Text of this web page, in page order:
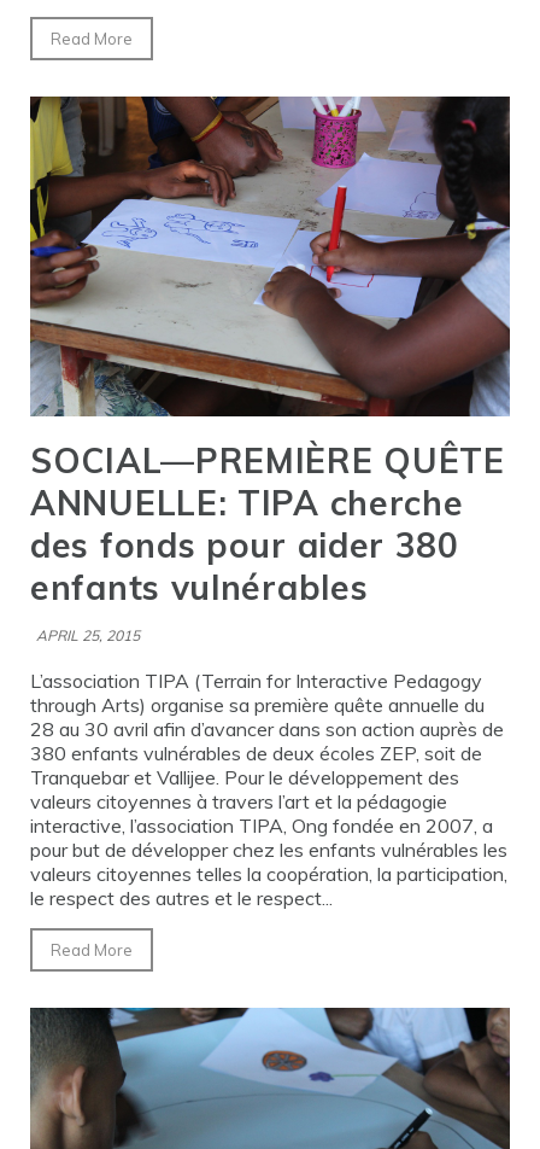
Read More
SOCIAL—PREMIÈRE QUÊTE
ANNUELLE: TIPA cherche
des fonds pour aider 380
enfants vulnérables
APRIL 25, 2015
L’association TIPA (Terrain for Interactive Pedagogy
through Arts) organise sa première quête annuelle du
28 au 30 avril afin d’avancer dans son action auprès de
380 enfants vulnérables de deux écoles ZEP, soit de
Tranquebar et Vallijee. Pour le développement des
valeurs citoyennes à travers l’art et la pédagogie
interactive, l’association TIPA, Ong fondée en 2007, a
pour but de développer chez les enfants vulnérables les
valeurs citoyennes telles la coopération, la participation,
le respect des autres et le respect...
Read More